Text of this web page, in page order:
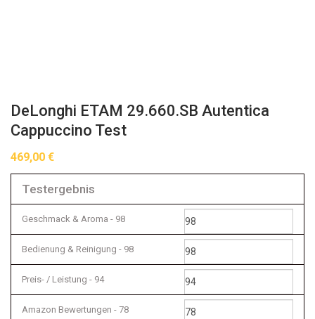
DeLonghi ETAM 29.660.SB Autentica
Cappuccino Test
469,00 €
Testergebnis
Geschmack & Aroma - 98
Bedienung & Reinigung - 98
Preis- / Leistung - 94
Amazon Bewertungen - 78